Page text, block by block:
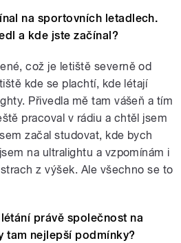
na sportovních letadlech.
a kde jste začínal?
což je letiště severně od
kde se plachtí, kde létají
Přivedla mě tam vášeň a tím
pracoval v rádiu a chtěl jsem
začal studovat, kde bych
na ultralightu a vzpomínám i
z výšek. Ale všechno se to
právě společnost na
tam nejlepší podmínky?